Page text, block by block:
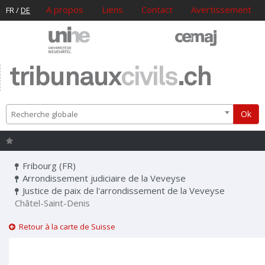
FR/DE A propos Liens Contact Avertissement
tribunauxcivils.ch
Recherche globale Ok
Fribourg (FR)
Arrondissement judiciaire de la Veveyse
Justice de paix de l'arrondissement de la Veveyse
Châtel-Saint-Denis
Retour à la carte de Suisse